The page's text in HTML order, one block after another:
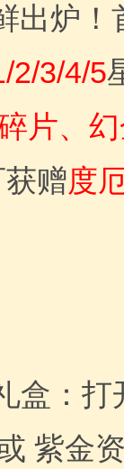
出炉！
2/3/4/5
片、
获赠度
盒 ： 打
紫金